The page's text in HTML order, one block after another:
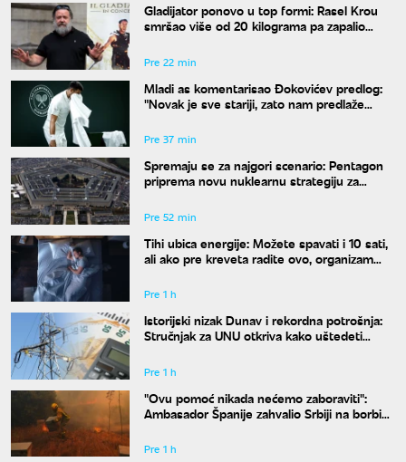
Gladijator ponovo u top formi: Rasel Krou
smršao više od 20 kilograma pa zapalio
Pre 22 min
Mladi as komentarisao Đokovićev predlog:
"Novak je sve stariji, zato nam predlaže
Pre 37 min
Spremaju se za najgori scenario: Pentagon
priprema novu nuklearnu strategiju za
Pre 52 min
Tihi ubica energije: Možete spavati i 10 sati,
ali ako pre kreveta radite ovo, organizam
Pre 1 h
Istorijski nizak Dunav i rekordna potrošnja:
Stručnjak za UNU otkriva kako uštedeti
Pre 1 h
"Ovu pomoć nikada nećemo zaboraviti":
Ambasador Španije zahvalio Srbiji na borbi
Pre 1 h